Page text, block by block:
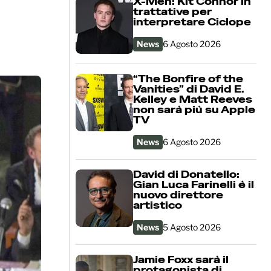
trattative per
interpretare Ciclope
News 6 Agosto 2026
“The Bonfire of the
Vanities” di David E.
Kelley e Matt Reeves
non sarà più su Apple
TV
News 6 Agosto 2026
David di Donatello:
Gian Luca Farinelli è il
nuovo direttore
artistico
News 5 Agosto 2026
Jamie Foxx sarà il